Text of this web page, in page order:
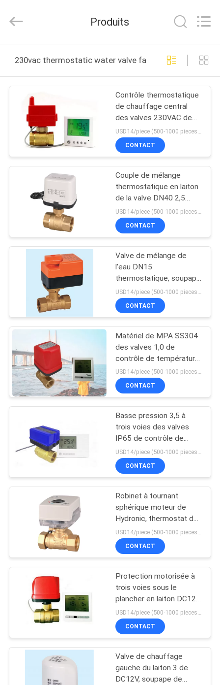
PRODUITS
SUJET
NOUS
VISITE
D'USINE
CONTRÔLE
QUALITÉ
CONTACTEZ-
NOUS
NOUVELLES
DEMANDEZ
UNE
CITATION
PLAN
SITE
PRIVACY
POLICY
Technology
Rights
Produits
230vac thermostatic water valve fabrication en ligne
Contrôle thermostatique
de chauffage central
des valves 230VAC de
contrôle de températureUSD14/piece (500-1000 pieces) , USD10.5 (>1000 pieces) MOQ:1000 morceaux
CONTACT
Couple de mélange
thermostatique en laiton
de la valve DN40 2,5
nanomètre de système
de chauffage
CONTACT
Valve de mélange de
l'eau DN15
thermostatique, soupape
de commande en laiton
du radiateur PN10
CONTACT
Matériel de MPA SS304
des valves 1,0 de
contrôle de température
de système de
radiateurs de chaudière
USD14/piece (500-1000 pieces) , USD10.5 (>1000 pieces) MOQ:1000 morceaux
CONTACT
Basse pression 3,5 à
trois voies des valves
IP65 de contrôle de
température de
nanomètre motorisés
USD14/piece (500-1000 pieces) , USD10.5 (>1000 pieces) MOQ:1000 morceaux
CONTACT
Robinet à tournant
sphérique moteur de
Hydronic, thermostat de
valve de zone de DC12V
CONTACT
Protection motorisée à
trois voies sous le
plancher en laiton DC12V
de la valve IP65
CONTACT
Valve de chauffage
gauche du laiton 3 de
DC12V, soupape de